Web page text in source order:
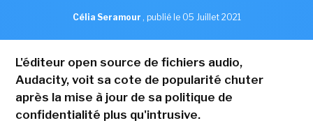
Célia Seramour , publié le 05 Juillet 2021
L'éditeur open source de fichiers audio,
Audacity, voit sa cote de popularité chuter
après la mise à jour de sa politique de
confidentialité plus qu'intrusive.